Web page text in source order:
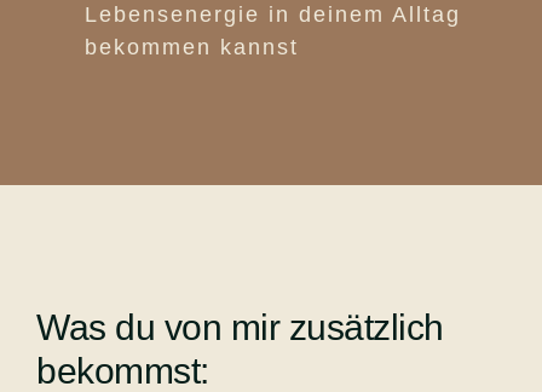
Lebensenergie in deinem Alltag
bekommen kannst
Was du von mir zusätzlich
bekommst: